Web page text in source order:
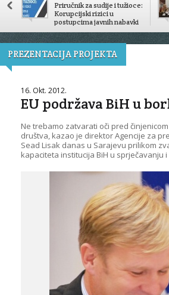
Priručnik za sudije i tužioce:
Korupcijski rizici u
postupcima javnih nabavki
PREZENTACIJA PROJEKTA
16. Okt. 2012.
EU podržava BiH u
Ne trebamo zatvarati oči pred
društva, kazao je direktor Agencije za
Sead Lisak danas u Sarajevu prilikom
kapaciteta institucija BiH u sprječavanju